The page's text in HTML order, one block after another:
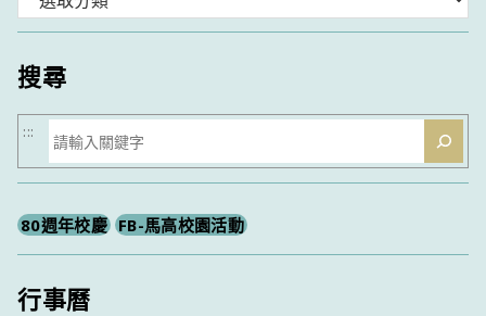
類
搜尋
搜
尋
:::
80週年校慶 FB-馬高校園活動
行事曆